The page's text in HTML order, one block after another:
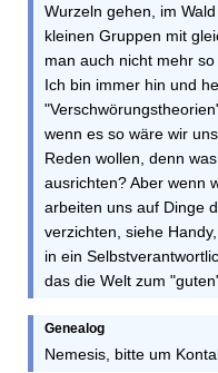
Wurzeln gehen, im
kleinen Gruppen mit
man auch nicht mehr
Ich bin immer hin und
wenn es so wäre wir
Reden wollen, denn
ausrichten? Aber wenn
arbeiten uns auf Dinge
verzichten, siehe
in ein
das die Welt zum
Genealog
Nemesis, bitte um